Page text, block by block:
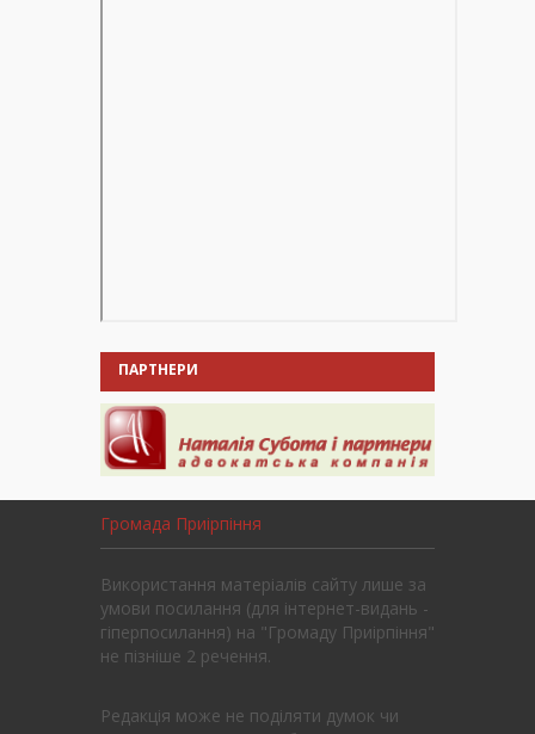
ПАРТНЕРИ
Громада Приірпіння
Використання матеріалів сайту лише за
умови посилання (для інтернет-видань -
гіперпосилання) на "Громаду Приірпіння"
не пізніше 2 речення.
Редакція може не поділяти думок чи